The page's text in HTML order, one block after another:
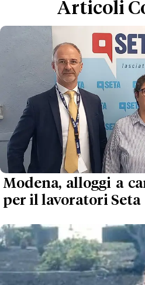
Articoli
Modena, alloggi a
per il lavoratori Seta